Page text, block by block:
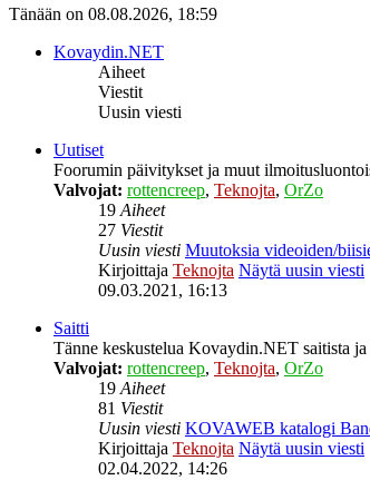
Tänään on 08.08.2026, 18:59
Kovaydin.NET
Aiheet
Viestit
Uusin viesti
Uutiset
Foorumin päivitykset ja muut
Valvojat: rottencreep, Teknojta, OrZo
19Aiheet
27 Viestit
Uusin viesti Muutoksia videoiden/
Kirjoittaja Teknojta Näytä uusin viesti
09.03.2021, 16:13
Saitti
Tänne keskustelua Kovaydin.NET saitista
Valvojat: rottencreep, Teknojta, OrZo
19Aiheet
81 Viestit
Uusin viesti KOVAWEB katalogi
Kirjoittaja Teknojta Näytä uusin viesti
02.04.2022, 14:26